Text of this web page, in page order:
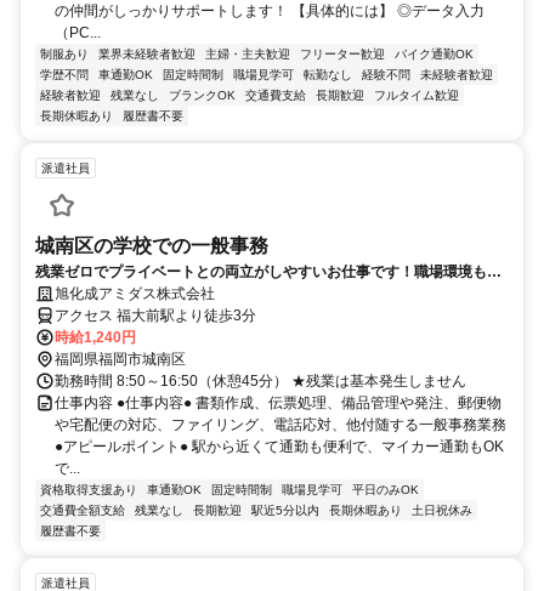
の仲間がしっかりサポートします！ 【具体的には】 ◎データ入力
（PC...
制服あり 業界未経験者歓迎 主婦・主夫歓迎 フリーター歓迎
バイク通勤OK
学歴不問
車通勤OK 固定時間制 職場見学可 転勤なし 経験不問
未経験者歓迎
経験者歓迎
残業なし ブランクOK 交通費支給 長期歓迎
フルタイム歓迎
長期休暇あり
履歴書不要
派遣社員
城南区の学校での一般事務
残業ゼロでプライベートとの両立がしやすいお仕事です！職場環境もよ
くておすすめです！
旭化成アミダス株式会社
アクセス 福大前駅より徒歩3分
時給1,240円
福岡県福岡市城南区
勤務時間 8:50～16:50（休憩45分） ★残業は基本発生しません
仕事内容 ●仕事内容● 書類作成、伝票処理、備品管理や発注、郵便物
や宅配便の対応、ファイリング、電話応対、他付随する一般事務業務
●アピールポイント● 駅から近くて通勤も便利で、マイカー通勤もOK
で...
資格取得支援あり 車通勤OK 固定時間制 職場見学可
平日のみOK
交通費全額支給
残業なし 長期歓迎 駅近5分以内 長期休暇あり
土日祝休み
履歴書不要
派遣社員